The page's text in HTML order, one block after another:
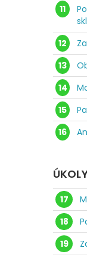
11
12
13
14
15
16
17
18
19